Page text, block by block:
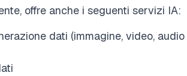
offre anche i seguenti servizi IA:
dati (immagine, video, audio